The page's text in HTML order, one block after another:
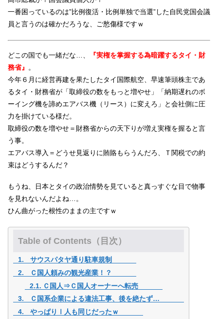
一番困っているのは”比例復活・比例単独で当選”した自民党国会議
員と言うのは確かだろうな、ご愁傷様ですｗ
どこの国でも一緒だな…、
『実権を掌握する為暗躍するタイ・財
務省』
。
今年６月に経営再建を果たしたタイ国際航空、早速筆頭株主であ
るタイ・財務省が「取締役の数をもっと増やせ」「納期遅れのボ
ーイング機を諦めエアバス機（リース）に変えろ」と会社側に圧
力を掛けている様だ。
取締役の数を増やせ＝財務省からの天下りが増え実権を握ると言
う事。
エアバス導入＝どうせ見返りに賄賂もらうんだろ、Ｔ関税での約
束はどうするんだ？
もうね、日本とタイの政治情勢を見ていると真っすぐな目で物事
を見れないんだよね…。
ひん曲がった根性のままの主ですｗ
Table of Contents（目次）
サウスパタヤ通り駐車規制
Ｃ国人頼みの観光産業！？
Ｃ国人⇒Ｃ国人オーナーへ転売
Ｃ国系企業による違法工事、後を絶たず…
やっぱりⅠ人も同じだったｗ